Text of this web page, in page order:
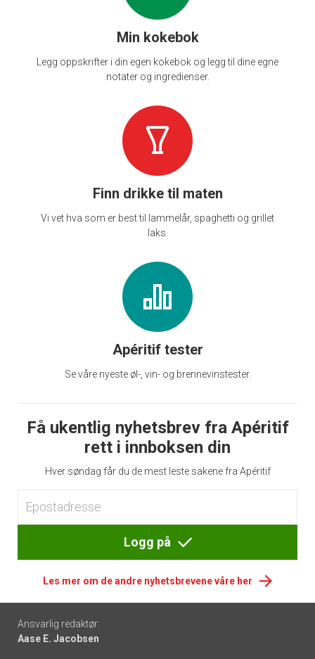
Min kokebok
Legg oppskrifter i din egen kokebok og legg til dine egne
notater og ingredienser.
Finn drikke til maten
Vi vet hva som er best til lammelår, spaghetti og grillet
laks.
Apéritif tester
Se våre nyeste øl-, vin- og brennevinstester.
Få ukentlig nyhetsbrev fra Apéritif
rett i innboksen din
Hver søndag får du de mest leste sakene fra Apéritif
Logg på
Les mer om de andre nyhetsbrevene våre her
Footer
-
Ansvarlig redaktør:
Aase E. Jacobsen